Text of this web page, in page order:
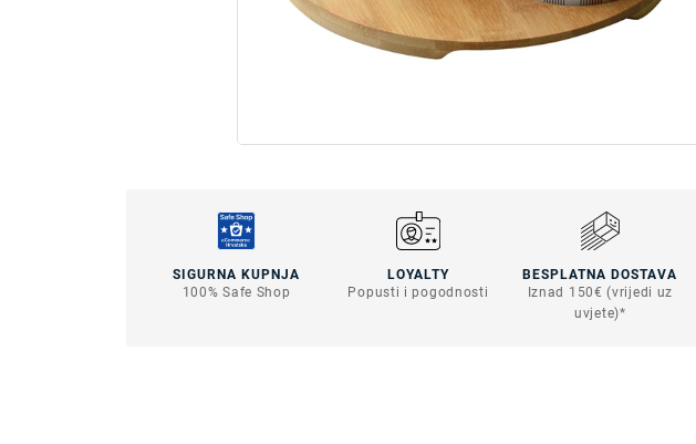
SIGURNA KUPNJA
100% Safe Shop
LOYALTY
Popusti i pogodnosti
BESPLATNA DOSTAVA
Iznad 150€ (vrijedi uz
uvjete)*